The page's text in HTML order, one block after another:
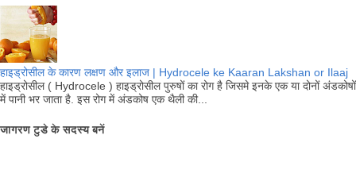
हाइड्रोसील के कारण लक्षण और इलाज | Hydrocele ke Kaaran Lakshan or Ilaaj
हाइड्रोसील ( Hydrocele ) हाइड्रोसील पुरुषों का रोग है जिसमे इनके एक या दोनों अंडकोषों
में पानी भर जाता है. इस रोग में अंडकोष एक थैली की...
जागरण टुडे के सदस्य बनें